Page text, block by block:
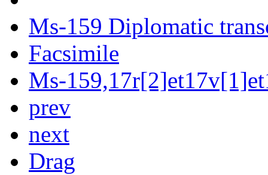
Ms-159 Diplomatic
Facsimile
Ms-
prev
next
Drag